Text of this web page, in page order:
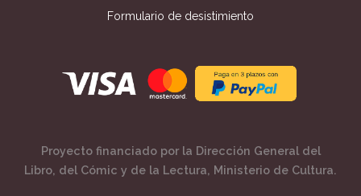
Formulario de desistimiento
Proyecto financiado por la Dirección General del
Libro, del Cómic y de la Lectura, Ministerio de Cultura.